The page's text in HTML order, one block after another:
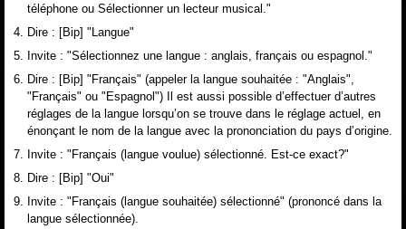
téléphone ou Sélectionner un lecteur musical."
Dire : [Bip] "Langue"
Invite : "Sélectionnez une langue : anglais, français ou espagnol."
Dire : [Bip] "Français" (appeler la langue souhaitée : "Anglais",
"Français" ou "Espagnol") Il est aussi possible d’effectuer d’autres
réglages de la langue lorsqu’on se trouve dans le réglage actuel, en
énonçant le nom de la langue avec la prononciation du pays d’origine.
Invite : "Français (langue voulue) sélectionné. Est-ce exact?"
Dire : [Bip] "Oui"
Invite : "Français (langue souhaitée) sélectionné" (prononcé dans la
langue sélectionnée).